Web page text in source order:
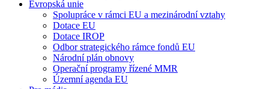
Evropská unie
Spolupráce v rámci EU a mezinárodní vztahy
Dotace EU
Dotace IROP
Odbor strategického rámce fondů EU
Národní plán obnovy
Operační programy řízené MMR
Územní agenda EU